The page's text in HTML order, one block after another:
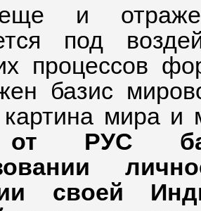
и
под
процессов
базис
картина мира
РУС
своей